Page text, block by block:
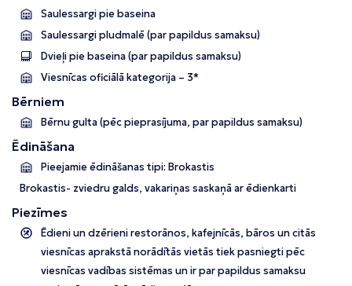
Saulessargi pie baseina
Saulessargi pludmalē (par papildus samaksu)
Dvieļi pie baseina (par papildus samaksu)
Viesnīcas oficiālā kategorija – 3*
Bērniem
Bērnu gulta (pēc pieprasījuma, par papildus samaksu)
Ēdināšana
Pieejamie ēdināšanas tipi: Brokastis
Brokastis- zviedru galds, vakariņas saskaņā ar ēdienkarti
Piezīmes
Ēdieni un dzērieni restorānos, kafejnīcās, bāros un citās
viesnīcas aprakstā norādītās vietās tiek pasniegti pēc
viesnīcas vadības sistēmas un ir par papildus samaksu